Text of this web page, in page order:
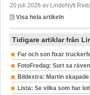
20 juli 2026 av LindeNytt
Visa hela artikeln
Tidigare artiklar från
Far och son fixar
FotoFredag: Surt sa
Bildextra: Martin
Lista: Se vilka som har